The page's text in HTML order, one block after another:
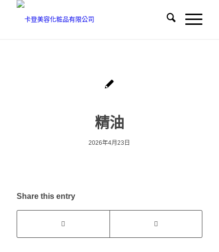
精油
2026年4月23日
Share this entry